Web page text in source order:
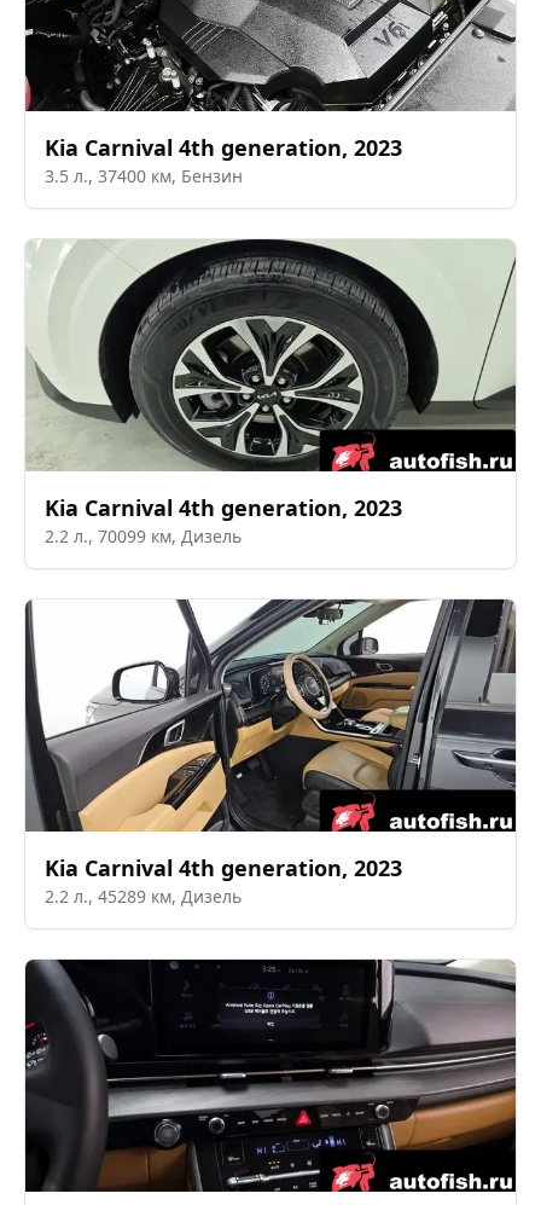
Kia Carnival 4th generation, 2023
3.5 л., 37400 км, Бензин
Kia Carnival 4th generation, 2023
2.2 л., 70099 км, Дизель
Kia Carnival 4th generation, 2023
2.2 л., 45289 км, Дизель